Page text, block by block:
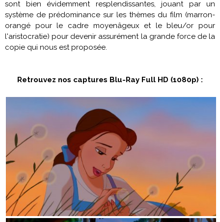
sont bien évidemment resplendissantes, jouant par un
système de prédominance sur les thèmes du film (marron-
orangé pour le cadre moyenâgeux et le bleu/or pour
l'aristocratie) pour devenir assurément la grande force de la
copie qui nous est proposée.
Retrouvez nos captures Blu-Ray Full HD (1080p) :